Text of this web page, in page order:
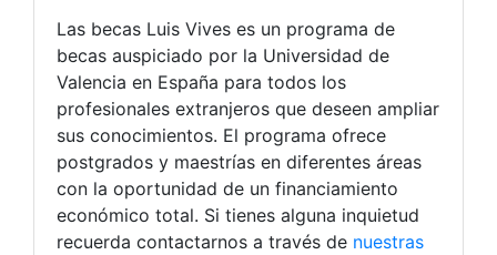
Las becas Luis Vives es un programa de
becas auspiciado por la Universidad de
Valencia en España para todos los
profesionales extranjeros que deseen ampliar
sus conocimientos. El programa ofrece
postgrados y maestrías en diferentes áreas
con la oportunidad de un financiamiento
económico total. Si tienes alguna inquietud
recuerda contactarnos a través de nuestras